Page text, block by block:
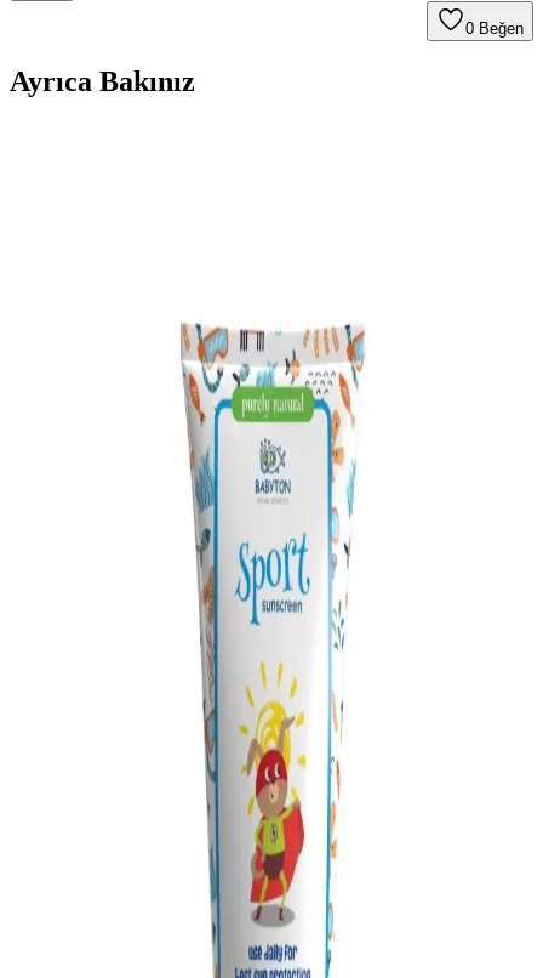
0 Beğen
Ayrıca Bakınız
Yöntemleri Hakkında Bilgi
Bebek aknesi, yenidoğanlarda görülen geçici ve kendiliğinden
geçen cilt rahatsızlığıdır. Doğru bakım ve hijyenle iyileşme
hızlandırılır, uzman önerisiyle uygun tedavi sağlanabilir.
Doğal Bebek Yağı ile Hassas Ciltler İçin Güvenilir ve
Etkili Bakım Çözümleri
Doğal içerikli bebek yağı, hassas ciltleri korur, nemlendirir ve cilt
bariyerini güçlendirir. Günlük kullanımda pişik ve egzama riskini
azaltır, güvenle tercih edilebilir.
Bebek Bone Tasarımında Konfor ve Estetiğin Bir
Bebeklerin hassas ciltlerine uygun, pamuklu ve esnek yapısıyla
tasarlanmış bebek bonesi ürünleri, şıklık ve rahatlığı bir arada sunar,
pratik kullanım avantajlarıyla öne çıkar.
Bebek Yüz Kremi Seçimi ve Kullanımında Güvenlik
Bebeklerin hassas cildi için güvenli ve doğru yüz kremi seçimi,
kullanım ipuçları ve güneş koruyucu önerileriyle cilt sağlığını
Devlet Destekli Bebek Cilt Bakım Ürünleri ve Dijital